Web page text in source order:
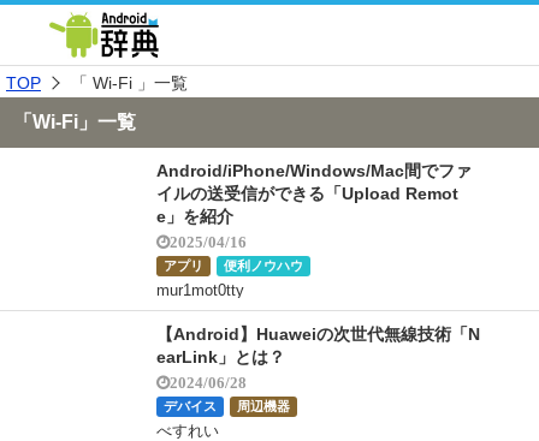
TOP 「 Wi-Fi 」一覧
「Wi-Fi」一覧
Android/iPhone/Windows/Mac間でファ
イルの送受信ができる「Upload Remot
e」を紹介
2025/04/16
アプリ 便利ノウハウ
mur1mot0tty
【Android】Huaweiの次世代無線技術「N
earLink」とは？
2024/06/28
デバイス 周辺機器
べすれい